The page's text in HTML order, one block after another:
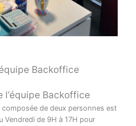
Backoffice
l’équipe Backoffice
composée de deux personnes est
Vendredi de 9H à 17H pour